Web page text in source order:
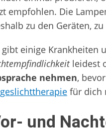
empfohlen. Die
zu den Geräten,
gibt einige Krankheiten
leidest
nehmen,
für dich
und